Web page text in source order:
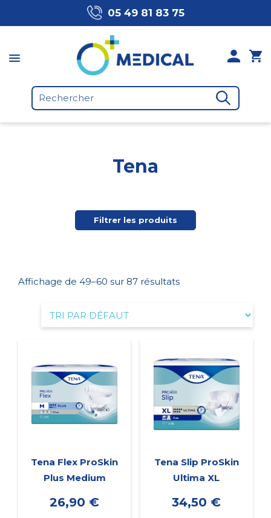
05 49 81 83 75
Tena
Filtrer les produits
Affichage de 49–60 sur 87 résultats
Tena Flex ProSkin
Plus Medium
26,90 €
Tena Slip ProSkin
Ultima XL
34,50 €